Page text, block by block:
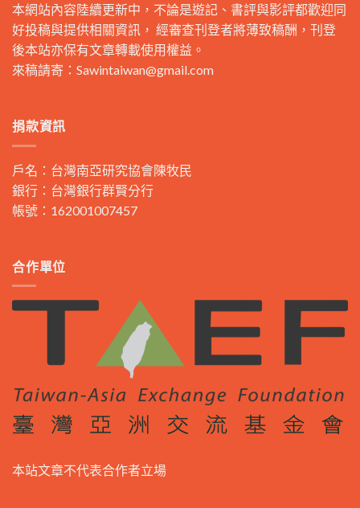
本網站內容陸續更新中，不論是遊記、書評與影評都歡迎同
好投稿與提供相關資訊， 經審查刊登者將薄致稿酬，刊登
後本站亦保有文章轉載使用權益。
來稿請寄： Sawintaiwan@gmail.com
捐款資訊
戶名：台灣南亞研究協會陳牧民
銀行：台灣銀行群賢分行
帳號：162001007457
合作單位
本站文章不代表合作者立場